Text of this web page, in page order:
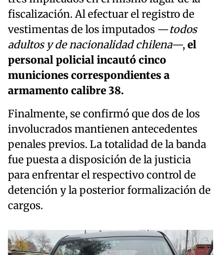
fiscalización. Al efectuar el registro de
vestimentas de los imputados —todos
adultos y de nacionalidad chilena—,el
personal policial incautó cinco
municiones correspondientes a
armamento calibre 38.
Finalmente, se confirmó que dos de los
involucrados mantienen antecedentes
penales previos. La totalidad de la banda
fue puesta a disposición de la justicia
para enfrentar el respectivo control de
detención y la posterior formalización de
cargos.